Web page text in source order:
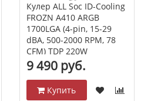
Кулер ALL Soc ID-Cooling
FROZN A410 ARGB
1700LGA (4-pin, 15-29
dBA, 500-2000 RPM, 78
CFM) TDP 220W
9 490 руб.
Купить